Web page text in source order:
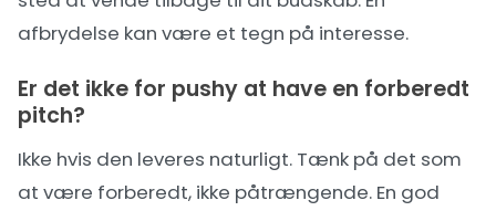
afbrydelse kan være et tegn på interesse.
Er det ikke for pushy at have en forberedt
pitch?
Ikke hvis den leveres naturligt. Tænk på det som
at være forberedt, ikke påtrængende. En god